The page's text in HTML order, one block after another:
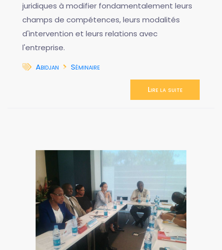
juridiques à modifier fondamentalement leurs
champs de compétences, leurs modalités
d'intervention et leurs relations avec
l'entreprise.
Abidjan
Séminaire
Lire la suite